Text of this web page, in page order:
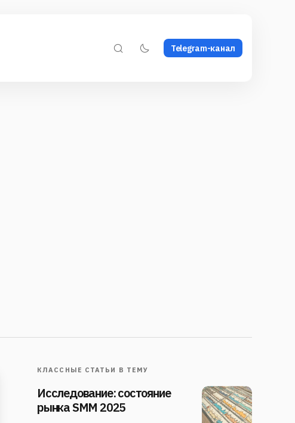
Telegram-канал
КЛАССНЫЕ СТАТЬИ В ТЕМУ
Исследование: состояние
рынка SMM 2025